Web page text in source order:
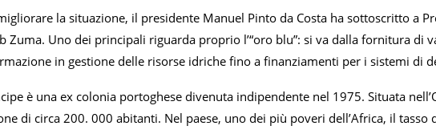
la situazione, il presidente Manuel Pinto da Costa ha sottoscritto a
Zuma. Uno dei principali riguarda proprio l’“oro blu”: si va dalla fornitura di
in gestione delle risorse idriche fino a finanziamenti per i sistemi di
è una ex colonia portoghese divenuta indipendente nel 1975. Situata
di circa 200. 000 abitanti. Nel paese, uno dei più poveri dell’Africa, il